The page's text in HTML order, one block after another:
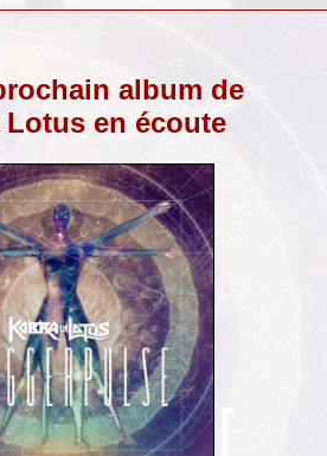
album de
en écoute